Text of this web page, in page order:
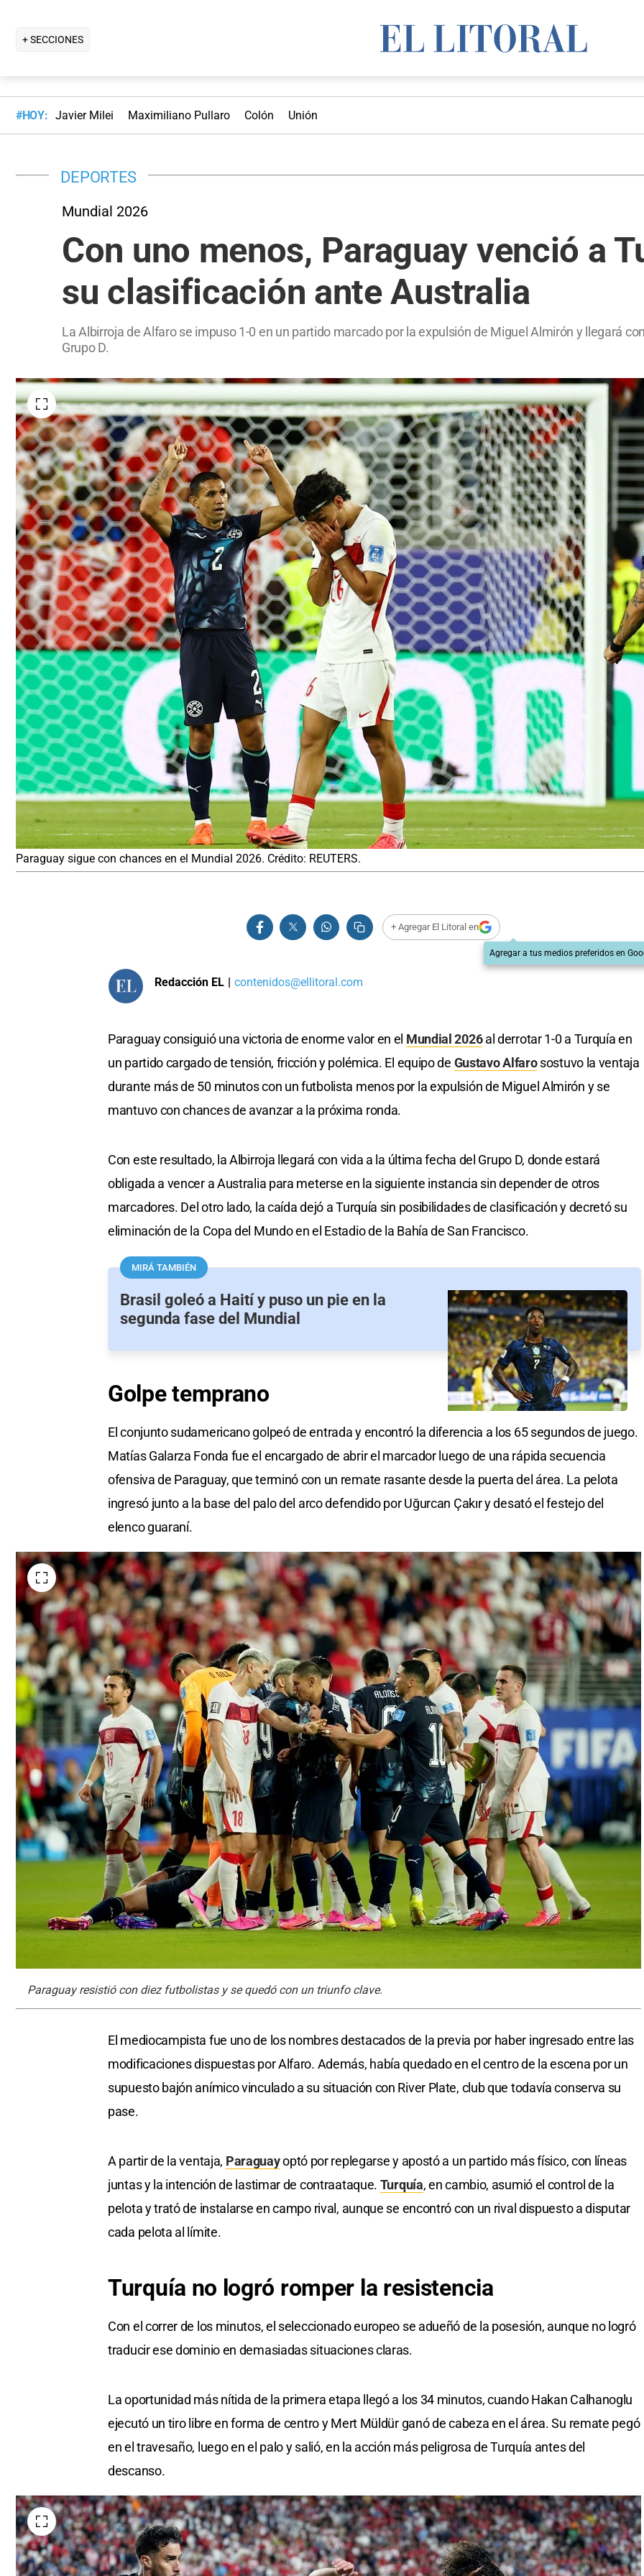
+ SECCIONES
#HOY: Javier Milei Maximiliano Pullaro Colón Unión
DEPORTES
Mundial 2026
Con uno menos, Paraguay venció a
su clasificación ante Australia
La Albirroja de Alfaro se impuso 1-0 en un partido marcado por la expulsión de Miguel Almirón y llegará
Grupo D.
Paraguay sigue con chances en el Mundial 2026. Crédito: REUTERS.
+ Agregar El Litoral en
Agregar a tus medios preferidos en
Redacción EL | contenidos@ellitoral.com
Paraguay consiguió una victoria de enorme valor en el Mundial 2026al derrotar 1-0 a Turquía en
un partido cargado de tensión, fricción y polémica. El equipo de Gustavo Alfarosostuvo la ventaja
durante más de 50 minutos con un futbolista menos por la expulsión de Miguel Almirón y se
mantuvo con chances de avanzar a la próxima ronda.
Con este resultado, la Albirroja llegará con vida a la última fecha del Grupo D, donde estará
obligada a vencer a Australia para meterse en la siguiente instancia sin depender de otros
marcadores. Del otro lado, la caída dejó a Turquía sin posibilidades de clasificación y decretó su
eliminación de la Copa del Mundo en el Estadio de la Bahía de San Francisco.
MIRÁ TAMBIÉN
Brasil goleó a Haití y puso un pie en la
segunda fase del Mundial
Golpe temprano
El conjunto sudamericano golpeó de entrada y encontró la diferencia a los 65 segundos de juego.
Matías Galarza Fonda fue el encargado de abrir el marcador luego de una rápida secuencia
ofensiva de Paraguay, que terminó con un remate rasante desde la puerta del área. La pelota
ingresó junto a la base del palo del arco defendido por Uğurcan Çakır y desató el festejo del
elenco guaraní.
Paraguay resistió con diez futbolistas y se quedó con un triunfo clave.
El mediocampista fue uno de los nombres destacados de la previa por haber ingresado entre las
modificaciones dispuestas por Alfaro. Además, había quedado en el centro de la escena por un
supuesto bajón anímico vinculado a su situación con River Plate, club que todavía conserva su
pase.
A partir de la ventaja, Paraguayoptó por replegarse y apostó a un partido más físico, con líneas
juntas y la intención de lastimar de contraataque. Turquía, en cambio, asumió el control de la
pelota y trató de instalarse en campo rival, aunque se encontró con un rival dispuesto a disputar
cada pelota al límite.
Turquía no logró romper la resistencia
Con el correr de los minutos, el seleccionado europeo se adueñó de la posesión, aunque no logró
traducir ese dominio en demasiadas situaciones claras.
La oportunidad más nítida de la primera etapa llegó a los 34 minutos, cuando Hakan Calhanoglu
ejecutó un tiro libre en forma de centro y Mert Müldür ganó de cabeza en el área. Su remate pegó
en el travesaño, luego en el palo y salió, en la acción más peligrosa de Turquía antes del
descanso.